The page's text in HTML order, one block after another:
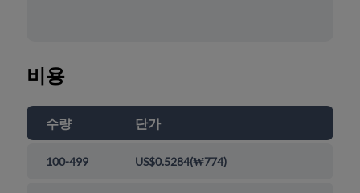
비용
수량 단가
100-499 US$0.5284(₩774)